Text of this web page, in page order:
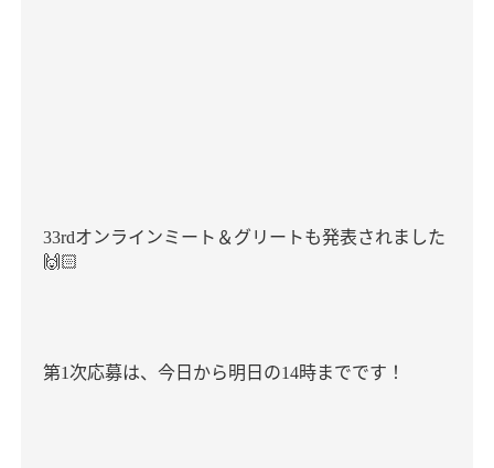
33rdオンラインミート＆グリートも発表されました
🙌🏻
第1次応募は、今日から明日の14時までです！